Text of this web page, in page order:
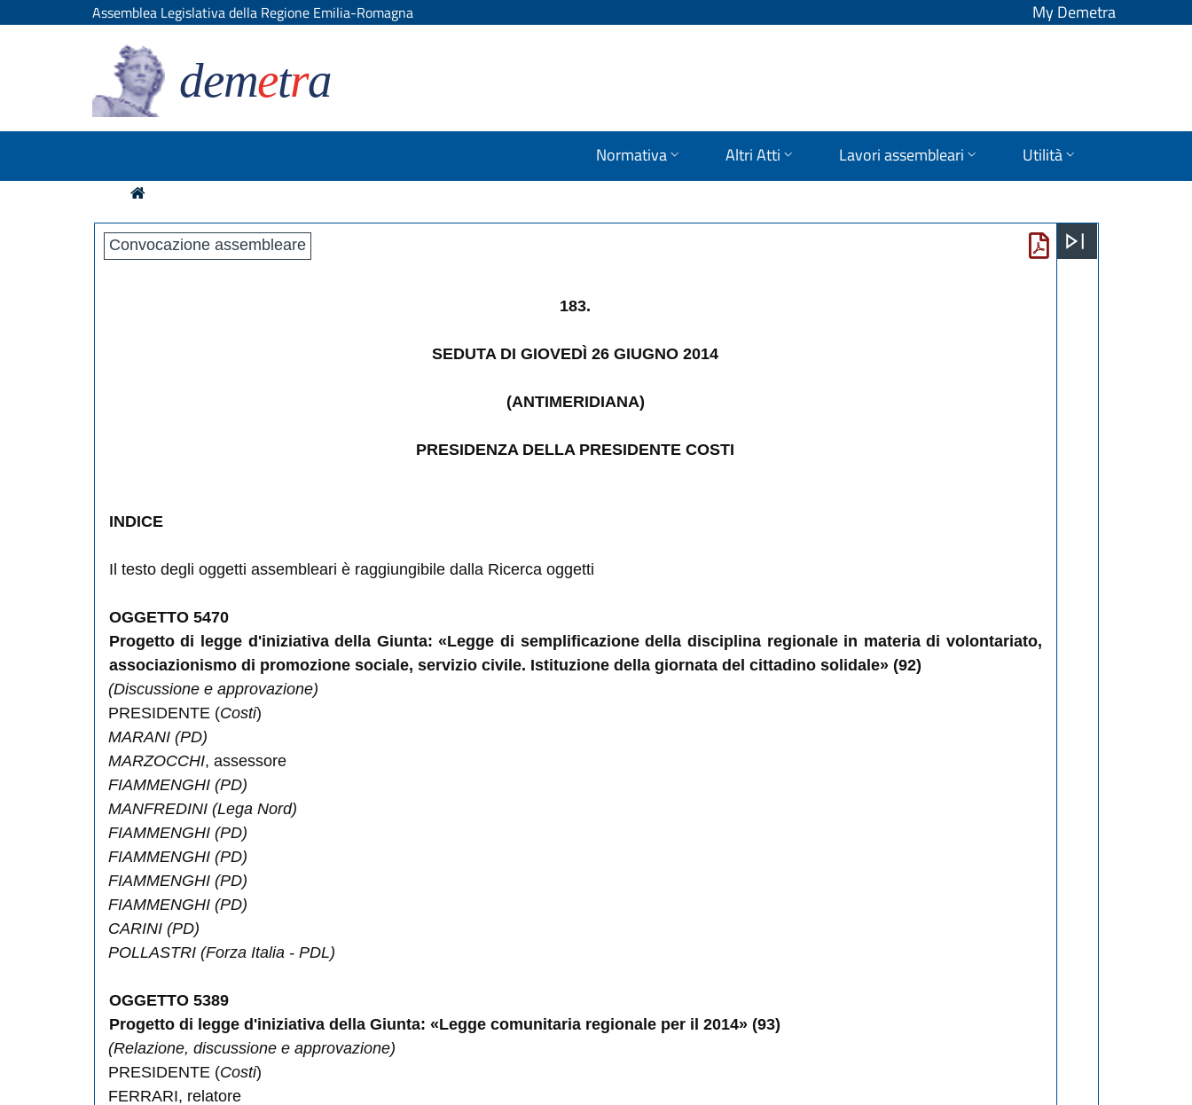
Assemblea Legislativa della Regione Emilia-Romagna My Demetra
demetra
Normativa Altri Atti Lavori assembleari Utilità
Convocazione assembleare
183.
SEDUTA DI GIOVEDÌ 26 GIUGNO 2014
(ANTIMERIDIANA)
PRESIDENZA DELLA PRESIDENTE COSTI
INDICE
Il testo degli oggetti assembleari è raggiungibile dalla Ricerca oggetti
OGGETTO 5470
Progetto di legge d'iniziativa della Giunta: «Legge di semplificazione della disciplina regionale in materia di volontariato,
associazionismo di promozione sociale, servizio civile. Istituzione della giornata del cittadino solidale» (92)
(Discussione e approvazione)
PRESIDENTE (Costi)
MARANI (PD)
MARZOCCHI, assessore
FIAMMENGHI (PD)
MANFREDINI (Lega Nord)
FIAMMENGHI (PD)
FIAMMENGHI (PD)
FIAMMENGHI (PD)
FIAMMENGHI (PD)
CARINI (PD)
POLLASTRI (Forza Italia - PDL)
OGGETTO 5389
Progetto di legge d'iniziativa della Giunta: «Legge comunitaria regionale per il 2014» (93)
(Relazione, discussione e approvazione)
PRESIDENTE (Costi)
FERRARI, relatore